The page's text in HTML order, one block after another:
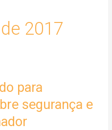
2017
para
segurança e